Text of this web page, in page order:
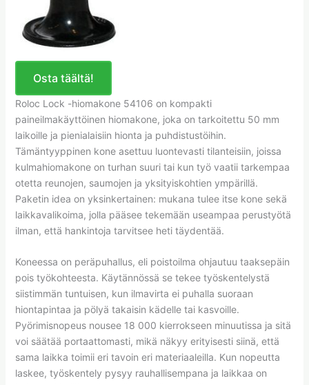
Osta täältä!
Roloc Lock -hiomakone 54106 on kompakti
paineilmakäyttöinen hiomakone, joka on tarkoitettu 50 mm
laikoille ja pienialaisiin hionta ja puhdistustöihin.
Tämäntyyppinen kone asettuu luontevasti tilanteisiin, joissa
kulmahiomakone on turhan suuri tai kun työ vaatii tarkempaa
otetta reunojen, saumojen ja yksityiskohtien ympärillä.
Paketin idea on yksinkertainen: mukana tulee itse kone sekä
laikkavalikoima, jolla pääsee tekemään useampaa perustyötä
ilman, että hankintoja tarvitsee heti täydentää.
Koneessa on peräpuhallus, eli poistoilma ohjautuu taaksepäin
pois työkohteesta. Käytännössä se tekee työskentelystä
siistimmän tuntuisen, kun ilmavirta ei puhalla suoraan
hiontapintaa ja pölyä takaisin kädelle tai kasvoille.
Pyörimisnopeus nousee 18 000 kierrokseen minuutissa ja sitä
voi säätää portaattomasti, mikä näkyy erityisesti siinä, että
sama laikka toimii eri tavoin eri materiaaleilla. Kun nopeutta
laskee, työskentely pysyy rauhallisempana ja laikkaa on